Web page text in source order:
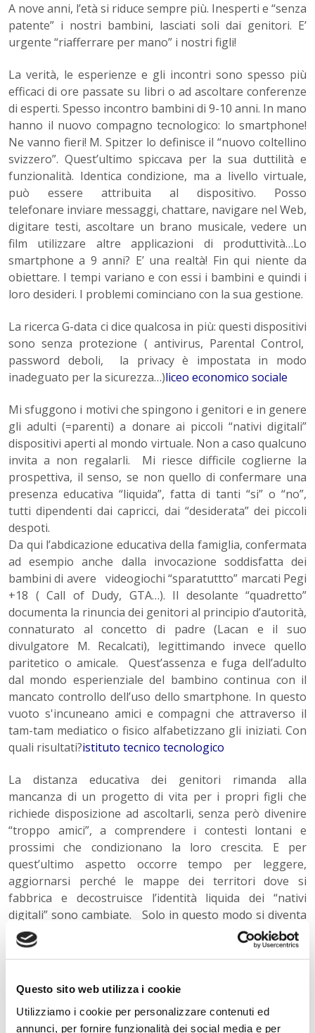
Questo sito web utilizza i cookie
Utilizziamo i cookie per personalizzare contenuti ed
annunci, per fornire funzionalità dei social media e per
A nove anni, l’età si riduce sempre più. Inesperti e “senza
patente” i nostri bambini, lasciati soli dai genitori. E’
urgente “riafferrare per mano” i nostri figli!
La verità, le esperienze e gli incontri sono spesso più
efficaci di ore passate su libri o ad ascoltare conferenze
di esperti. Spesso incontro bambini di 9-10 anni. In mano
hanno il nuovo compagno tecnologico: lo smartphone!
Ne vanno fieri! M. Spitzer lo definisce il “nuovo coltellino
svizzero”. Quest’ultimo spiccava per la sua duttilità e
funzionalità. Identica condizione, ma a livello virtuale,
può essere attribuita al dispositivo. Posso
telefonare inviare messaggi, chattare, navigare nel Web,
digitare testi, ascoltare un brano musicale, vedere un
film utilizzare altre applicazioni di produttività…Lo
smartphone a 9 anni? E’ una realtà! Fin qui niente da
obiettare. I tempi variano e con essi i bambini e quindi i
loro desideri. I problemi cominciano con la sua gestione.
La ricerca G-data ci dice qualcosa in più: questi dispositivi
sono senza protezione ( antivirus, Parental Control,
password deboli, la privacy è impostata in modo
inadeguato per la sicurezza…)liceo economico sociale
Mi sfuggono i motivi che spingono i genitori e in genere
gli adulti (=parenti) a donare ai piccoli “nativi digitali”
dispositivi aperti al mondo virtuale. Non a caso qualcuno
invita a non regalarli. Mi riesce difficile coglierne la
prospettiva, il senso, se non quello di confermare una
presenza educativa “liquida”, fatta di tanti “si” o “no”,
tutti dipendenti dai capricci, dai “desiderata” dei piccoli
despoti.
Da qui l’abdicazione educativa della famiglia, confermata
ad esempio anche dalla invocazione soddisfatta dei
bambini di avere videogiochi “sparatuttto” marcati Pegi
+18 ( Call of Dudy, GTA…). Il desolante “quadretto”
documenta la rinuncia dei genitori al principio d’autorità,
connaturato al concetto di padre (Lacan e il suo
divulgatore M. Recalcati), legittimando invece quello
paritetico o amicale. Quest’assenza e fuga dell’adulto
dal mondo esperienziale del bambino continua con il
mancato controllo dell’uso dello smartphone. In questo
vuoto s'incuneano amici e compagni che attraverso il
tam-tam mediatico o fisico alfabetizzano gli iniziati. Con
quali risultati?istituto tecnico tecnologico
La distanza educativa dei genitori rimanda alla
mancanza di un progetto di vita per i propri figli che
richiede disposizione ad ascoltarli, senza però divenire
“troppo amici”, a comprendere i contesti lontani e
prossimi che condizionano la loro crescita. E per
quest’ultimo aspetto occorre tempo per leggere,
aggiornarsi perché le mappe dei territori dove si
fabbrica e decostruisce l’identità liquida dei “nativi
digitali” sono cambiate. Solo in questo modo si diventa
autorevoli ai loro occhi, favorendo anche in alcuni casi
l’autoritarismo, perché supportato da un progetto.
Thanatos e l’Eros (S. Freud) che caratterizzano il
mercato lo confermano. Il problema, quindi, è dove
stanno guardando i nostri figli! Un ambiente da dove i